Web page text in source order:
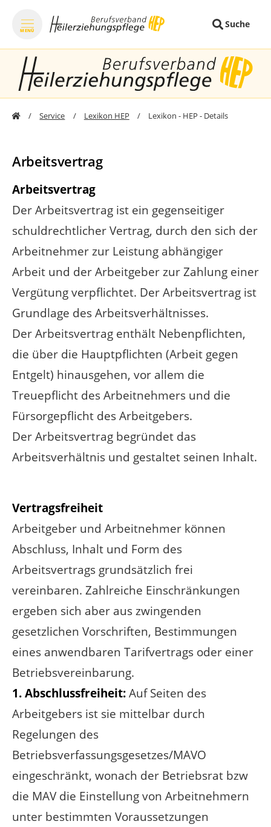
MENÜ
Suche
zum Inhalt springen
Service Lexikon HEP Lexikon - HEP - Details
Arbeitsvertrag
Arbeitsvertrag
Der Arbeitsvertrag ist ein gegenseitiger
schuldrechtlicher Vertrag, durch den sich der
Arbeitnehmer zur Leistung abhängiger
Arbeit und der Arbeitgeber zur Zahlung einer
Vergütung verpflichtet. Der Arbeitsvertrag ist
Grundlage des Arbeitsverhältnisses.
Der Arbeitsvertrag enthält Nebenpflichten,
die über die Hauptpflichten (Arbeit gegen
Entgelt) hinausgehen, vor allem die
Treuepflicht des Arbeitnehmers und die
Fürsorgepflicht des Arbeitgebers.
Der Arbeitsvertrag begründet das
Arbeitsverhältnis und gestaltet seinen Inhalt.
Vertragsfreiheit
Arbeitgeber und Arbeitnehmer können
Abschluss, Inhalt und Form des
Arbeitsvertrags grundsätzlich frei
vereinbaren. Zahlreiche Einschränkungen
ergeben sich aber aus zwingenden
gesetzlichen Vorschriften, Bestimmungen
eines anwendbaren Tarifvertrags oder einer
Betriebsvereinbarung.
1. Abschlussfreiheit:Auf Seiten des
Arbeitgebers ist sie mittelbar durch
Regelungen des
Betriebsverfassungsgesetzes/MAVO
eingeschränkt, wonach der Betriebsrat bzw
die MAV die Einstellung von Arbeitnehmern
unter bestimmten Voraussetzungen